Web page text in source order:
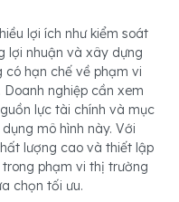
lợi ích như kiểm soát
lợi nhuận và xây dựng
có hạn chế về phạm vi
nghiệp cần xem
lực tài chính và mục
mô hình này. Với
lượng cao và thiết lập
phạm vi thị trường
chọn tối ưu.